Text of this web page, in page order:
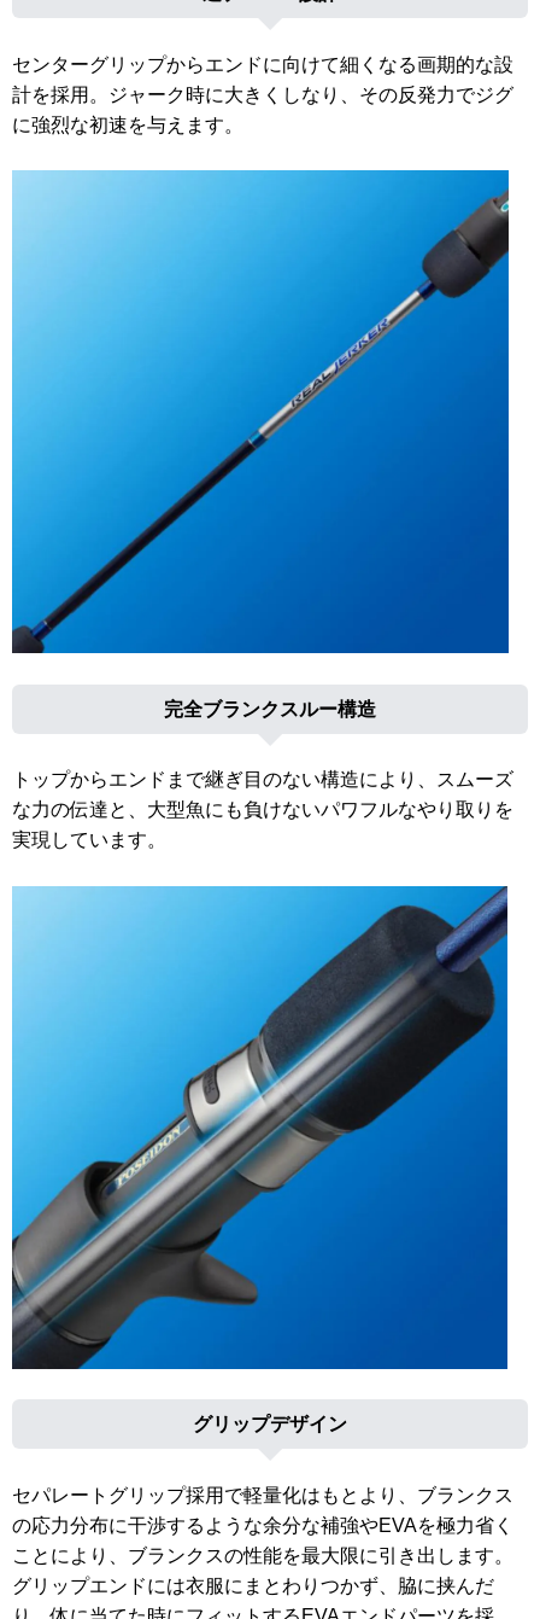
センターグリップからエンドに向けて細くなる画期的な設
計を採用。ジャーク時に大きくしなり、その反発力でジグ
に強烈な初速を与えます。
完全ブランクスルー構造
トップからエンドまで継ぎ目のない構造により、スムーズ
な力の伝達と、大型魚にも負けないパワフルなやり取りを
実現しています。
グリップデザイン
セパレートグリップ採用で軽量化はもとより、ブランクス
の応力分布に干渉するような余分な補強やEVAを極力省く
ことにより、ブランクスの性能を最大限に引き出します。
グリップエンドには衣服にまとわりつかず、脇に挟んだ